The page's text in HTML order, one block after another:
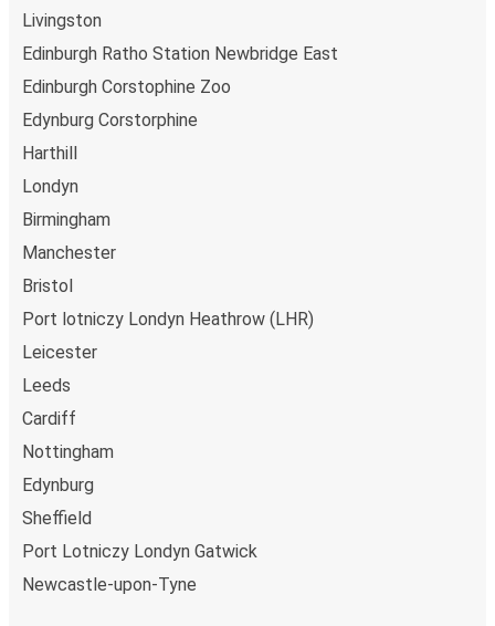
Livingston
Edinburgh Ratho Station Newbridge East
Edinburgh Corstophine Zoo
Edynburg Corstorphine
Harthill
Londyn
Birmingham
Manchester
Bristol
Port lotniczy Londyn Heathrow (LHR)
Leicester
Leeds
Cardiff
Nottingham
Edynburg
Sheffield
Port Lotniczy Londyn Gatwick
Newcastle-upon-Tyne